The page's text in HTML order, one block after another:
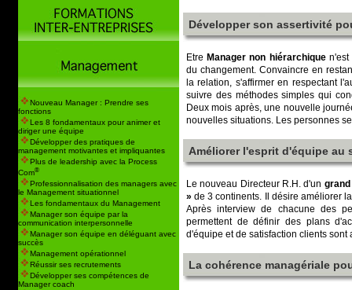
Nouveau Manager : Prendre ses
fonctions
Les 8 fondamentaux pour animer et
diriger une équipe
Développer des pratiques de
management motivantes et impliquantes
Plus de leadership avec la Process
Com®
Professionnalisation des managers avec
le Management situationnel
Les fondamentaux du Management
Manager son équipe par la
communication interpersonnelle
Manager son équipe en déléguant avec
succès
Management opérationnel
Réussir ses recrutements
Développer ses compétences de
Manager coach
Développer son assertivité
Etre Manager non hiérarchiquen'est
du changement. Convaincre en
la relation, s'affirmer en respectant
suivre des méthodes simples qui
Deux mois après, une nouvelle
nouvelles situations. Les personnes
Améliorer l'esprit d'équipe au
Le nouveau Directeur R.H. d'un
» de 3 continents. Il désire améliorer
Après interview de chacune des
permettent de définir des plans
d'équipe et de satisfaction clients sont
La cohérence managériale